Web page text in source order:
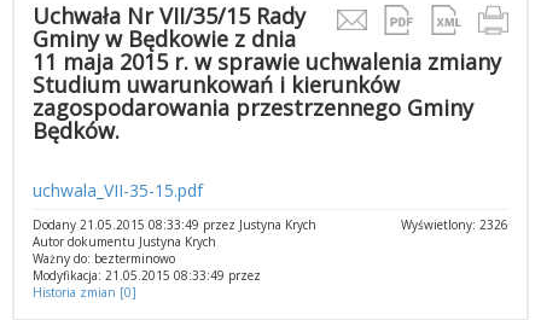
Uchwała Nr VII/35/15 Rady
Gminy w Będkowie z dnia
11 maja 2015 r. w sprawie uchwalenia zmiany
Studium uwarunkowań i kierunków
zagospodarowania przestrzennego Gminy
Będków.
uchwala_VII-35-15.pdf
Wyświetlony: 2326
Dodany 21.05.2015 08:33:49 przez Justyna Krych
Autor dokumentu Justyna Krych
Ważny do: bezterminowo
Modyfikacja: 21.05.2015 08:33:49 przez
Historia zmian [0]